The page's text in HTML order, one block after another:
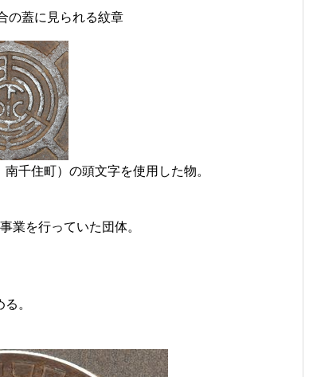
の蓋に見られる紋章
千住町）の頭文字を使用した物。
業を行っていた団体。
。